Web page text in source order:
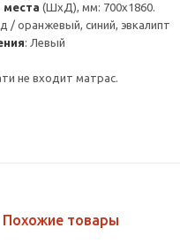
места (ШхД), мм: 700х1860.
/ оранжевый, синий, эвкалипт
: Левый
не входит матрас.
Похожие товары